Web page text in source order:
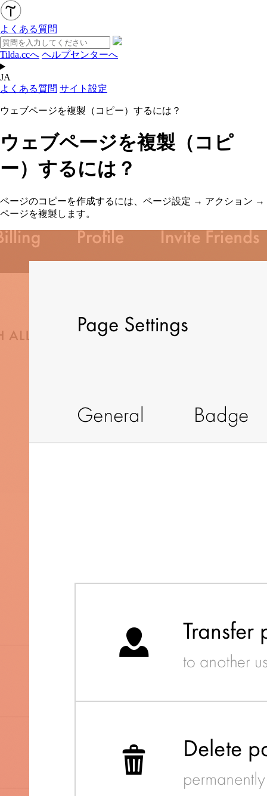
よくある質問
Tilda.ccへ ヘルプセンターへ
JA
よくある質問 サイト設定
ウェブページを複製（コピー）するには？
ウェブページを複製（コピ
ー）するには？
ページのコピーを作成するには、ページ設定 → アクション →
ページを複製します。